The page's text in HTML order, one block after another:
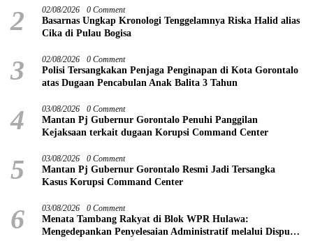
2 02/08/2026 0 Comment
Basarnas Ungkap Kronologi Tenggelamnya Riska Halid alias
Cika di Pulau Bogisa
3 02/08/2026 0 Comment
Polisi Tersangkakan Penjaga Penginapan di Kota Gorontalo
atas Dugaan Pencabulan Anak Balita 3 Tahun
4 03/08/2026 0 Comment
Mantan Pj Gubernur Gorontalo Penuhi Panggilan
Kejaksaan terkait dugaan Korupsi Command Center
5 03/08/2026 0 Comment
Mantan Pj Gubernur Gorontalo Resmi Jadi Tersangka
Kasus Korupsi Command Center
6 03/08/2026 0 Comment
Menata Tambang Rakyat di Blok WPR Hulawa:
Mengedepankan Penyelesaian Administratif melalui Dispute